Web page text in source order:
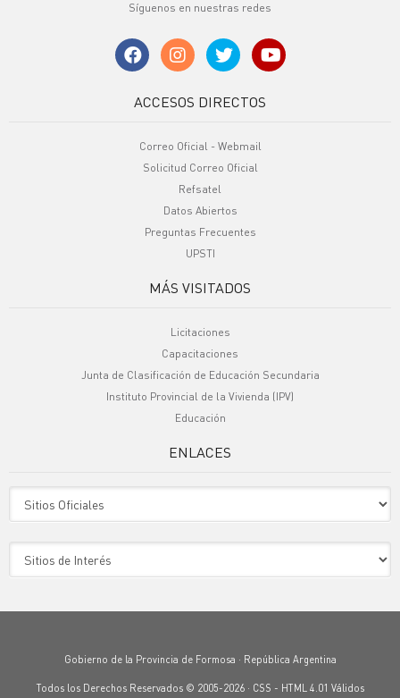
Síguenos en nuestras redes
ACCESOS DIRECTOS
Correo Oficial - Webmail
Solicitud Correo Oficial
Refsatel
Datos Abiertos
Preguntas Frecuentes
UPSTI
MÁS VISITADOS
Licitaciones
Capacitaciones
Junta de Clasificación de Educación Secundaria
Instituto Provincial de la Vivienda (IPV)
Educación
ENLACES
Gobierno de la Provincia de Formosa · República Argentina
Todos los Derechos Reservados © 2005-2026 · CSS - HTML 4.01 Válidos